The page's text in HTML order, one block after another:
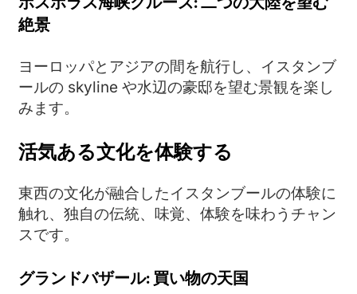
絶景
ヨーロッパとアジアの間を航行し、イスタンブ
ールの skyline や水辺の豪邸を望む景観を楽し
みます。
活気ある文化を体験する
東西の文化が融合したイスタンブールの体験に
触れ、独自の伝統、味覚、体験を味わうチャン
スです。
グランドバザール: 買い物の天国